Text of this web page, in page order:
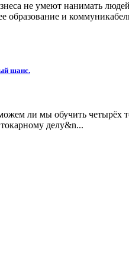
не умеют нанимать
образование и
шанс.
ли мы обучить
делу&n...